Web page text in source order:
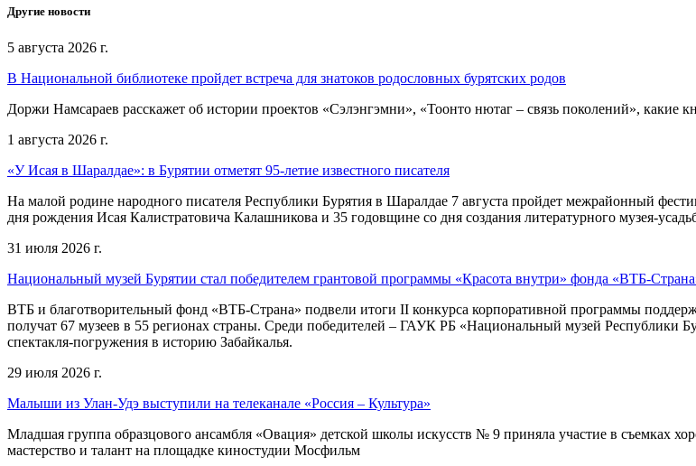
Другие новости
5 августа 2026 г.
В Национальной библиотеке пройдет встреча для знатоков родословных бурятских родов
Доржи Намсараев расскажет об истории проектов «Сэлэнгэмни», «Тоонто нютаг – связь поколений», какие
1 августа 2026 г.
«У Исая в Шаралдае»: в Бурятии отметят 95-летие известного писателя
На малой родине народного писателя Республики Бурятия в Шаралдае 7 августа пройдет межрайонный
дня рождения Исая Калистратовича Калашникова и 35 годовщине со дня создания литературного музея-
31 июля 2026 г.
Национальный музей Бурятии стал победителем грантовой программы «Красота внутри» фонда «ВТБ-
ВТБ и благотворительный фонд «ВТБ-Страна» подвели итоги II конкурса корпоративной программы
получат 67 музеев в 55 регионах страны. Среди победителей – ГАУК РБ «Национальный музей Республики
спектакля-погружения в историю Забайкалья.
29 июля 2026 г.
Малыши из Улан-Удэ выступили на телеканале «Россия – Культура»
Младшая группа образцового ансамбля «Овация» детской школы искусств № 9 приняла участие в съемках
мастерство и талант на площадке киностудии Мосфильм